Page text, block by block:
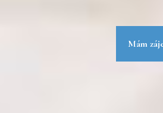
Mám